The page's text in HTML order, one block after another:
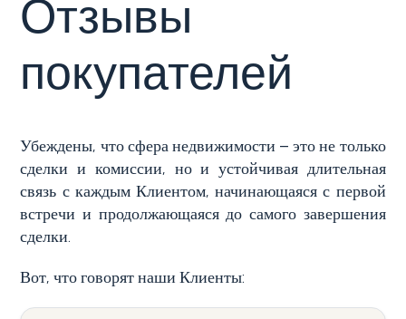
Отзывы
покупателей
Убеждены, что сфера недвижимости – это не только
сделки и комиссии, но и устойчивая длительная
связь с каждым Клиентом, начинающаяся с первой
встречи и продолжающаяся до самого завершения
сделки.
Вот, что говорят наши Клиенты:
Наши
Продажа
Избранное
квартиры
(Вилла,
-
выбор